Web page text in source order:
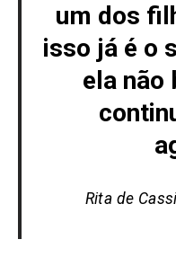
um dos
isso já é o
ela não
Rita de